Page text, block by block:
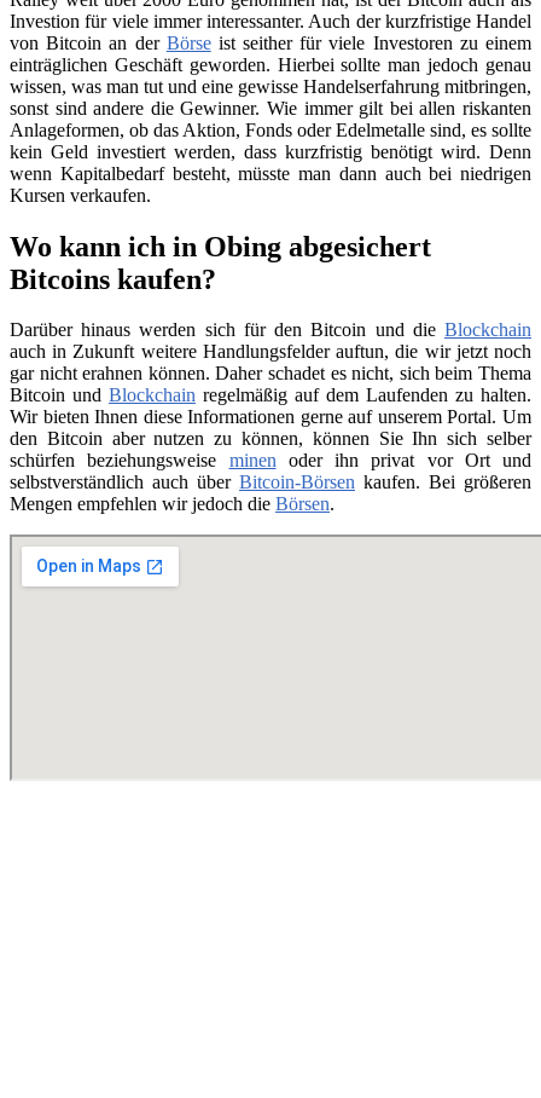
Investion für viele immer interessanter. Auch der kurzfristige Handel
von Bitcoin an der Börseist seither für viele Investoren zu einem
einträglichen Geschäft geworden. Hierbei sollte man jedoch genau
wissen, was man tut und eine gewisse Handelserfahrung mitbringen,
sonst sind andere die Gewinner. Wie immer gilt bei allen riskanten
Anlageformen, ob das Aktion, Fonds oder Edelmetalle sind, es sollte
kein Geld investiert werden, dass kurzfristig benötigt wird. Denn
wenn Kapitalbedarf besteht, müsste man dann auch bei niedrigen
Kursen verkaufen.
Wo kann ich in Obing abgesichert
Bitcoins kaufen?
Darüber hinaus werden sich für den Bitcoin und die Blockchain
auch in Zukunft weitere Handlungsfelder auftun, die wir jetzt noch
gar nicht erahnen können. Daher schadet es nicht, sich beim Thema
Bitcoin und Blockchain regelmäßig auf dem Laufenden zu halten.
Wir bieten Ihnen diese Informationen gerne auf unserem Portal. Um
den Bitcoin aber nutzen zu können, können Sie Ihn sich selber
schürfen beziehungsweise minenoder ihn privat vor Ort und
selbstverständlich auch über Bitcoin-Börsen kaufen. Bei größeren
Mengen empfehlen wir jedoch die Börsen.